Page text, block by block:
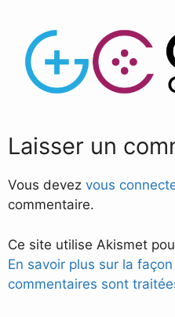
Laisser un
Vous devez vous
commentaire.
Ce site utilise Akismet
En savoir plus sur la
commentaires sont